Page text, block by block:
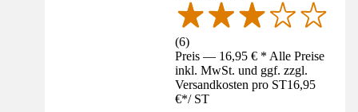
(6)
Preis — 16,95 € * Alle Preise
inkl. MwSt. und ggf. zzgl.
Versandkosten pro ST16,95
€*/ ST